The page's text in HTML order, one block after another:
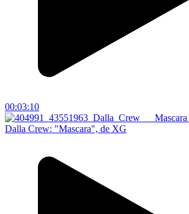
00:03:10
Dalla Crew: "Mascara", de XG